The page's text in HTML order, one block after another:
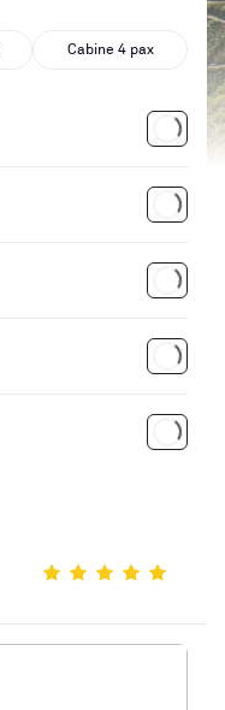
Cabine 4 pax